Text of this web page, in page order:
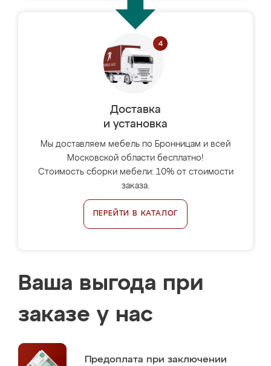
Доставка
и установка
Мы доставляем мебель по Бронницам и всей
Московской области бесплатно!
Стоимость сборки мебели: 10% от стоимости
заказа.
ПЕРЕЙТИ В КАТАЛОГ
Ваша выгода при
заказе у нас
Предоплата при заключении